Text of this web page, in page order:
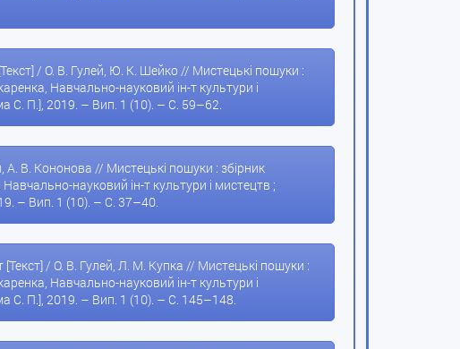
/ О. В. Гулей, Ю. К. Шейко // Мистецькі пошуки :
Навчально-науковий ін-т культури і
С. П.], 2019. – Вип. 1 (10). – С. 59–62.
А. В. Кононова // Мистецькі пошуки : збірник
науковий ін-т культури і мистецтв ;
– Вип. 1 (10). – С. 37–40.
[Текст] / О. В. Гулей, Л. М. Купка // Мистецькі пошуки :
Навчально-науковий ін-т культури і
С. П.], 2019. – Вип. 1 (10). – С. 145–148.